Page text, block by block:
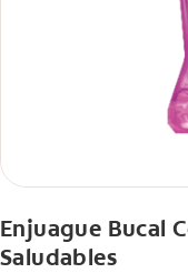
Enjuague Bucal
Saludables